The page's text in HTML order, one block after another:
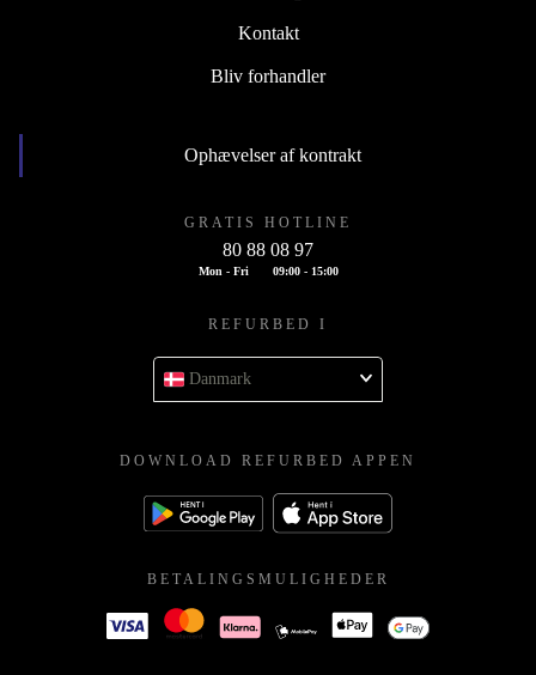
Kontakt
Bliv forhandler
Ophævelser af kontrakt
GRATIS HOTLINE
80 88 08 97
Mon - Fri 09:00 - 15:00
REFURBED I
Danmark
DOWNLOAD REFURBED APPEN
BETALINGSMULIGHEDER